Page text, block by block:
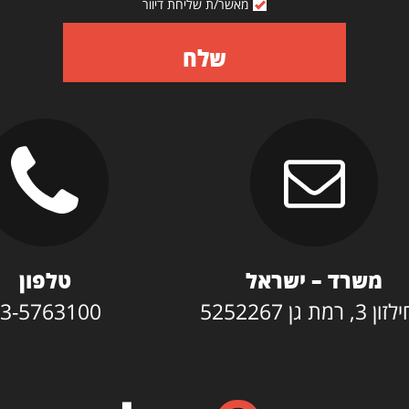
מאשר/ת שליחת דיוור
שלח
משרד – ישראל
גן 5252267
טלפון
5763100